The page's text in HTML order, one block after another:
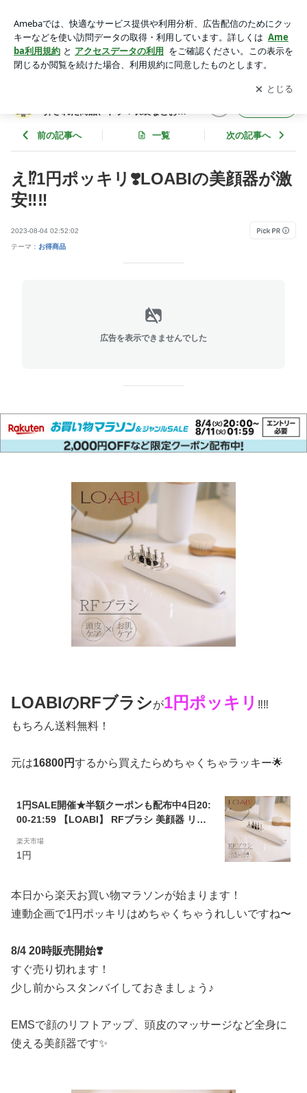
レンド、テレビで紹介された商品、ドラマ衣装などお買い得情
報✨
アプリをダウンロードして ブログの更新通知
を受け取りまし
ょう。
開く
介された商品、ドラマ衣装などお買
前の記事へ 一覧 次の記事へ
え⁉️1円ポッキリ❣️LOABIの美顔器が激
安‼️‼️
2023-08-04 02:52:02
テーマ： お得商品
広告を表示できませんでした
LOABIのRFブラシが1円ポッキリ ‼️‼️
もちろん送料無料！
元は16800円するから買えたらめちゃくちゃラッキー🌟
1円SALE開催★半額クーポンも配布中4日20:
00-21:59 【LOABI】 RFブラシ 美顔器 リフ
サージ器 頭皮ケア頭皮ブラシ デンキバリブラ
シ 電気バリブラシ プレゼント ホワイトデー
楽天市場
1円
本日から楽天お買い物マラソンが始まります！
連動企画で1円ポッキリはめちゃくちゃうれしいですね〜
8/4 20時販売開始❣️
すぐ売り切れます！
少し前からスタンバイしておきましょう♪
EMSで顔のリフトアップ、頭皮のマッサージなど全身に
使える美顔器です✨